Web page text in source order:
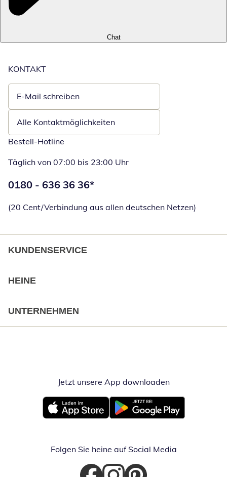
Chat
KONTAKT
E-Mail schreiben
Öffnet E-Mail-Client
Alle Kontaktmöglichkeiten
Bestell-Hotline
Täglich von 07:00 bis 23:00 Uhr
Telefonnummer:
0180 - 636 36 36*
(20 Cent/Verbindung aus allen deutschen Netzen)
KUNDENSERVICE
HEINE
UNTERNEHMEN
Jetzt unsere App downloadenÖffnet in
Öffnet in neuem FensterÖffnet in neuem Fenster
Folgen Sie heine auf Social Media